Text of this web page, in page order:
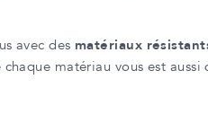
avec des matériaux
matériau vous est